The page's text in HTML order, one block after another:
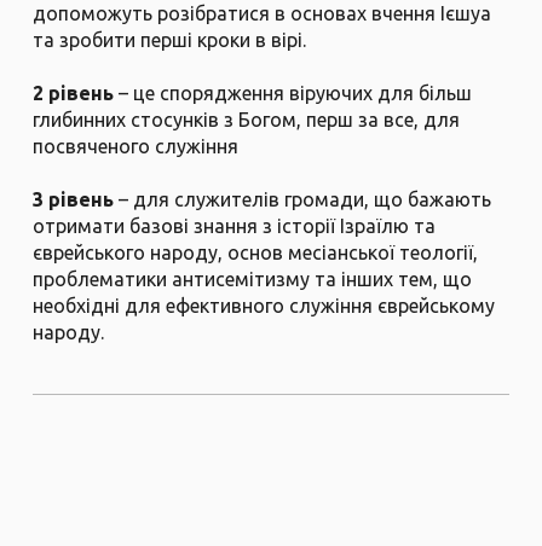
допоможуть розібратися в основах вчення Ієшуа
та зробити перші кроки в вірі.​
2 рівень– це спорядження віруючих для більш
глибинних стосунків з Богом, перш за все, для
посвяченого служіння
3 рівень– для служителів громади, що бажають
отримати базові знання з історії Ізраїлю та
єврейського народу, основ месіанської теології,
проблематики антисемітизму та інших тем, що
необхідні для ефективного служіння єврейському
народу.